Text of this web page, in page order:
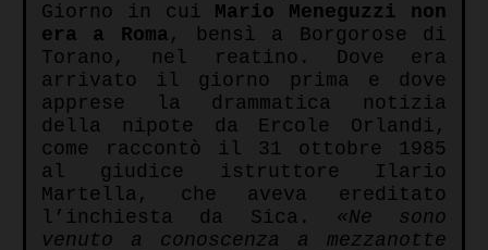
Giorno in cui Mario Meneguzzi non
era a Roma , bensì a Borgorose di
Torano, nel reatino. Dove era
arrivato il giorno prima e dove
apprese la drammatica notizia
della nipote da Ercole Orlandi,
come raccontò il 31 ottobre 1985
al giudice istruttore Ilario
Martella, che aveva ereditato
l’inchiesta da Sica. «Ne sono
venuto a conoscenza a mezzanotte